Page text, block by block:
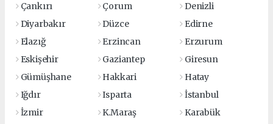
Çankırı
Çorum
Denizli
Diyarbakır
Düzce
Edirne
Elazığ
Erzincan
Erzurum
Eskişehir
Gaziantep
Giresun
Gümüşhane
Hakkari
Hatay
Iğdır
Isparta
İstanbul
İzmir
K.Maraş
Karabük